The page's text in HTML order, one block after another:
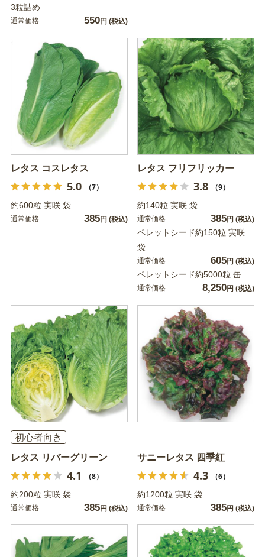
3粒詰め
通常価格 550円 (税込)
レタス コスレタス
5.0 （7）
約600粒 実咲 袋
通常価格 385円 (税込)
レタス フリフリッカー
3.8 （9）
約140粒 実咲 袋
通常価格 385円 (税込)
ペレットシード約150粒 実咲
袋
通常価格 605円 (税込)
ペレットシード約5000粒 缶
通常価格 8,250円 (税込)
初心者向き
レタス リバーグリーン
4.1 （8）
約200粒 実咲 袋
通常価格 385円 (税込)
サニーレタス 四季紅
4.3 （6）
約1200粒 実咲 袋
通常価格 385円 (税込)